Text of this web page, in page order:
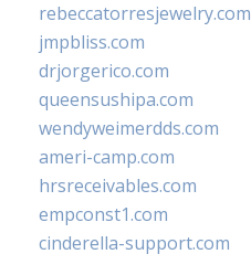
rebeccatorresjewelry.com
jmpbliss.com
drjorgerico.com
queensushipa.com
wendyweimerdds.com
ameri-camp.com
hrsreceivables.com
empconst1.com
cinderella-support.com